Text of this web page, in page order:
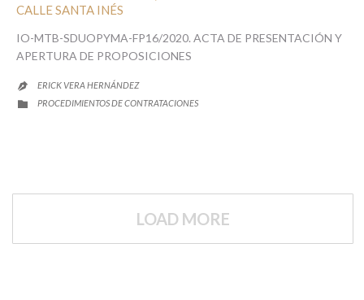
CALLE SANTA INÉS
IO-MTB-SDUOPYMA-FP16/2020. ACTA DE PRESENTACIÓN Y
APERTURA DE PROPOSICIONES

ERICK VERA HERNÁNDEZ

CATEGORY
PROCEDIMIENTOS DE CONTRATACIONES
LOAD MORE